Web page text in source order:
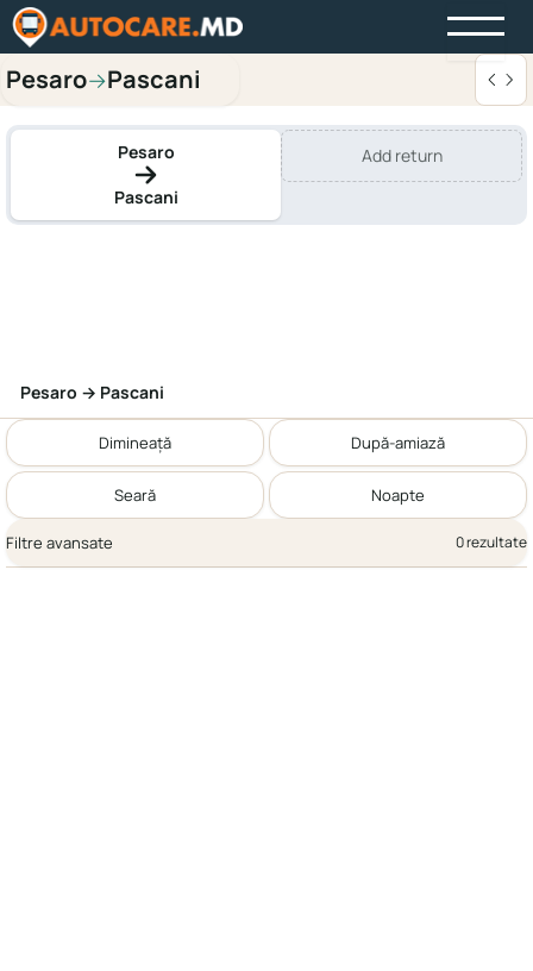
Pesaro→Pascani
Pesaro
Pascani
Add return
Pesaro → Pascani
Dimineață După-amiază
Seară Noapte
Filtre avansate 0 rezultate